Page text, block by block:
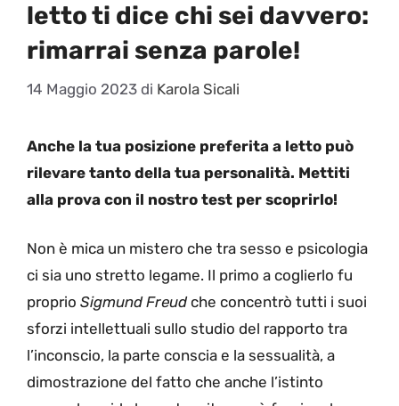
letto ti dice chi sei davvero:
rimarrai senza parole!
14 Maggio 2023 di Karola Sicali
Anche la tua posizione preferita a letto può
rilevare tanto della tua personalità. Mettiti
alla prova con il nostro test per scoprirlo!
Non è mica un mistero che tra sesso e psicologia
ci sia uno stretto legame. Il primo a coglierlo fu
proprio Sigmund Freudche concentrò tutti i suoi
sforzi intellettuali sullo studio del rapporto tra
l’inconscio, la parte conscia e la sessualità, a
dimostrazione del fatto che anche l’istinto